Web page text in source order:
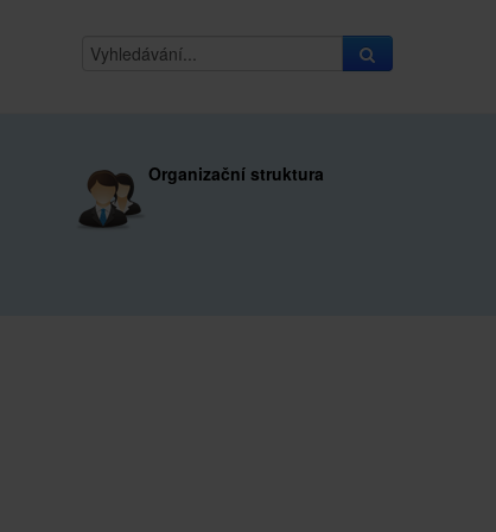
Organizační struktura